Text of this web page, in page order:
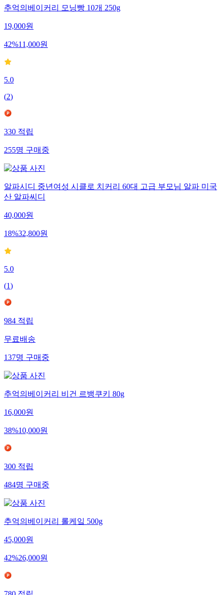
추억의베이커리 모닝빵 10개 250g
19,000원
42%11,000원
5.0
(2)
330적립
255명구매중
알파시디 중년여성 시클로 치커리 60대 고급 부모님 알파 미국
산 알파씨디
40,000원
18%32,800원
5.0
(1)
984적립
무료배송
137명구매중
추억의베이커리 비건 르뱅쿠키 80g
16,000원
38%10,000원
300적립
484명구매중
추억의베이커리 롤케잌 500g
45,000원
42%26,000원